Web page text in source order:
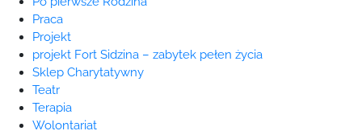
Praca
Projekt
projekt Fort Sidzina – zabytek pełen życia
Sklep Charytatywny
Teatr
Terapia
Wolontariat